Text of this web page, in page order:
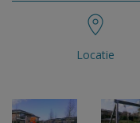
Locatie